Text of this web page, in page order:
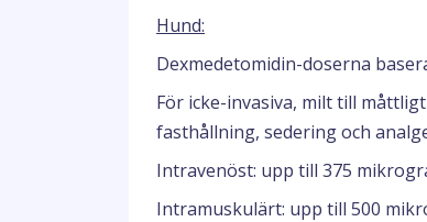
Hund:
Dexmedetomidin-doserna
För icke-invasiva, milt till
fasthållning, sedering och
Intravenöst: upp till 375
Intramuskulärt: upp till 500